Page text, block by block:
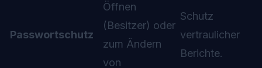
Passwortschutz
Öffnen
(Besitzer) oder
zum Ändern
von
Schutz
vertraulicher
Berichte.